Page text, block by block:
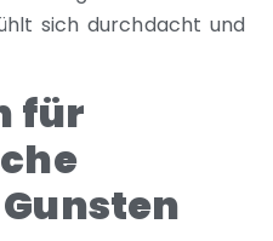
sich durchdacht und
für